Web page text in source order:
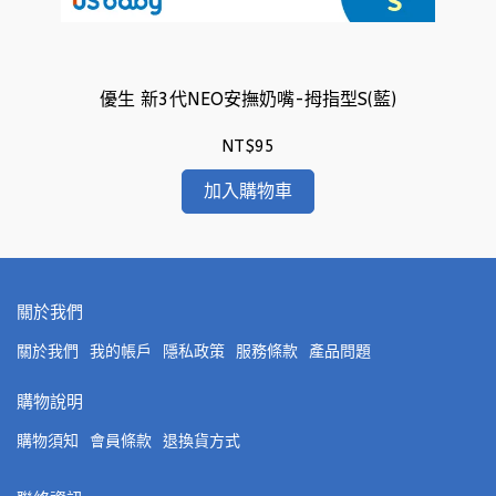
優生 新3代NEO安撫奶嘴-拇指型S(藍)
NT$95
加入購物車
關於我們
關於我們 我的帳戶 隱私政策 服務條款 產品問題
購物說明
購物須知 會員條款 退換貨方式